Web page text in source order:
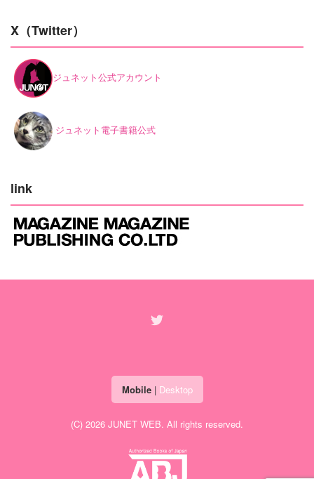
X（Twitter）
ジュネット公式アカウント
ジュネット電子書籍公式
link
Mobile| Desktop
(C) 2026 JUNET WEB. All rights reserved.